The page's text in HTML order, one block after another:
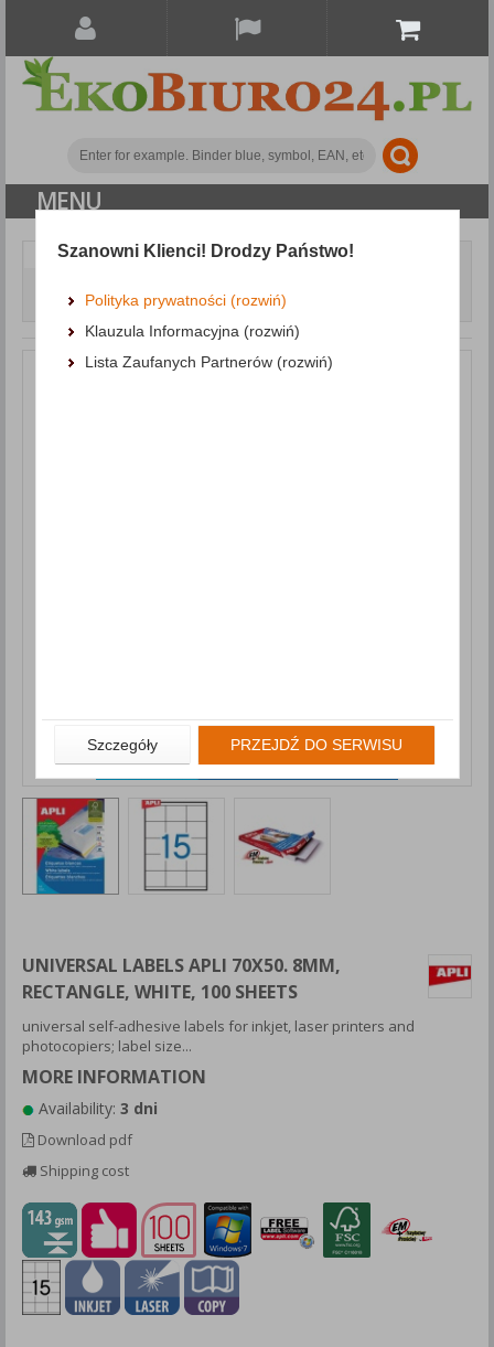
MENU
Paper and labels
Self-adhesive labels
sheets
UNIVERSAL LABELS APLI 70X50. 8MM,
RECTANGLE, WHITE, 100 SHEETS
universal self-adhesive labels for inkjet, laser printers and
photocopiers; label size...
MORE INFORMATION
Availability: 3 dni
Download pdf
Shipping cost
Szanowni Klienci! Drodzy Państwo!
Polityka prywatności (rozwiń)
Klauzula Informacyjna (rozwiń)
Lista Zaufanych Partnerów (rozwiń)
Szczegóły PRZEJDŹ DO SERWISU